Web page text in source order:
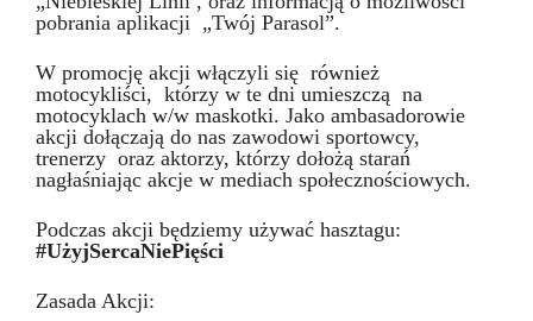
pobrania aplikacji „Twój Parasol”.
W promocję akcji włączyli się również
motocykliści, którzy w te dni umieszczą na
motocyklach w/w maskotki. Jako ambasadorowie
akcji dołączają do nas zawodowi sportowcy,
trenerzy oraz aktorzy, którzy dołożą starań
nagłaśniając akcje w mediach społecznościowych.
Podczas akcji będziemy używać hasztagu:
#UżyjSercaNiePięści
Zasada Akcji: